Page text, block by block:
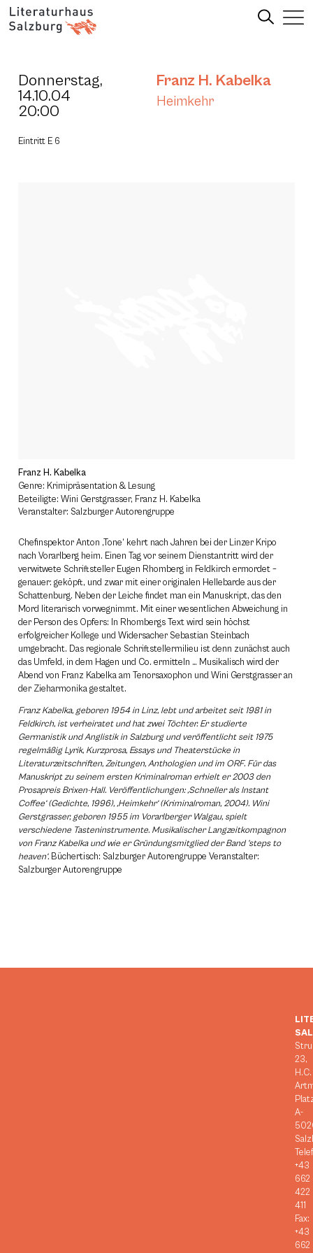
Donnerstag,
14.10.04
20:00
Franz H. Kabelka
Heimkehr
Eintritt E 6
Franz H. Kabelka
Genre: Krimipräsentation & Lesung
Beteiligte: Wini Gerstgrasser, Franz H. Kabelka
Veranstalter: Salzburger Autorengruppe
Chefinspektor Anton ‚Tone‘ kehrt nach Jahren bei der Linzer Kripo
nach Vorarlberg heim. Einen Tag vor seinem Dienstantritt wird der
verwitwete Schriftsteller Eugen Rhomberg in Feldkirch ermordet –
genauer: geköpft, und zwar mit einer originalen Hellebarde aus der
Schattenburg. Neben der Leiche findet man ein Manuskript, das den
Mord literarisch vorwegnimmt. Mit einer wesentlichen Abweichung in
der Person des Opfers: In Rhombergs Text wird sein höchst
erfolgreicher Kollege und Widersacher Sebastian Steinbach
umgebracht. Das regionale Schriftstellermilieu ist denn zunächst auch
das Umfeld, in dem Hagen und Co. ermitteln … Musikalisch wird der
Abend von Franz Kabelka am Tenorsaxophon und Wini Gerstgrasser an
der Zieharmonika gestaltet.
Franz Kabelka, geboren 1954 in Linz, lebt und arbeitet seit 1981 in
Feldkirch, ist verheiratet und hat zwei Töchter. Er studierte
Germanistik und Anglistik in Salzburg und veröffentlicht seit 1975
regelmäßig Lyrik, Kurzprosa, Essays und Theaterstücke in
Literaturzeitschriften, Zeitungen, Anthologien und im ORF. Für das
Manuskript zu seinem ersten Kriminalroman erhielt er 2003 den
Prosapreis Brixen-Hall. Veröffentlichungen: ‚Schneller als Instant
Coffee‘ (Gedichte, 1996), ‚Heimkehr‘ (Kriminalroman, 2004). Wini
Gerstgrasser, geboren 1955 im Vorarlberger Walgau, spielt
verschiedene Tasteninstrumente. Musikalischer Langzeitkompagnon
von Franz Kabelka und wie er Gründungsmitglied der Band ’steps to
heaven‘. Büchertisch: Salzburger Autorengruppe Veranstalter:
Salzburger Autorengruppe
23,
H.C.
A-
+43
662
422
411
Fax:
+43
662